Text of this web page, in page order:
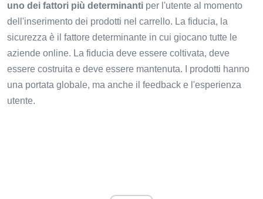
uno dei fattori più determinanti per l'utente al momento
dell'inserimento dei prodotti nel carrello. La fiducia, la
sicurezza è il fattore determinante in cui giocano tutte le
aziende online. La fiducia deve essere coltivata, deve
essere costruita e deve essere mantenuta. I prodotti hanno
una portata globale, ma anche il feedback e l'esperienza
utente.